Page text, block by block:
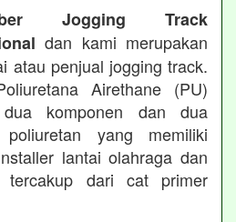
Jogging Track
dan kami merupakan
atau penjual jogging track.
Airethane (PU)
komponen dan dua
yang memiliki
lantai olahraga dan
tercakup dari cat primer